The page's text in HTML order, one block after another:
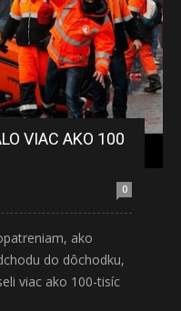
VIAC AKO 100
0
ako
do dôchodku,
viac ako 100-tisíc